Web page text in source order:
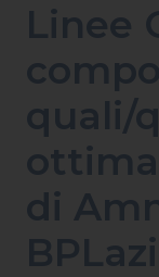
Linee
quali/
di